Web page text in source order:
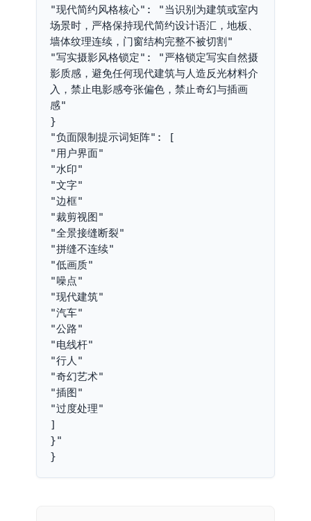
"现代简约风格核心": "当识别为建筑或室内
场景时，严格保持现代简约设计语汇，地板、
墙体纹理连续，门窗结构完整不被切割"
"写实摄影风格锁定": "严格锁定写实自然摄
影质感，避免任何现代建筑与人造反光材料介
入，禁止电影感夸张偏色，禁止奇幻与插画
感"
}
"负面限制提示词矩阵": [
"用户界面"
"水印"
"文字"
"边框"
"裁剪视图"
"全景接缝断裂"
"拼缝不连续"
"低画质"
"噪点"
"现代建筑"
"汽车"
"公路"
"电线杆"
"行人"
"奇幻艺术"
"插图"
"过度处理"
]
}"
}